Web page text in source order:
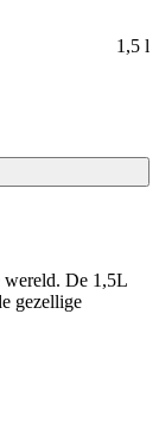
1,5 l
wereld. De 1,5L
gezellige